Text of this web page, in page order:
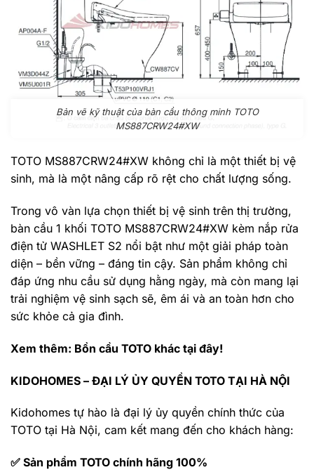
Bản vẽ kỹ thuật của bàn cầu thông minh TOTO
MS887CRW24#XW
TOTO MS887CRW24#XW không chỉ là một thiết bị vệ
sinh, mà là một nâng cấp rõ rệt cho chất lượng sống.
Trong vô vàn lựa chọn thiết bị vệ sinh trên thị trường,
bàn cầu 1 khối TOTO MS887CRW24#XW kèm nắp rửa
điện tử WASHLET S2 nổi bật như một giải pháp toàn
diện – bền vững – đáng tin cậy. Sản phẩm không chỉ
đáp ứng nhu cầu sử dụng hằng ngày, mà còn mang lại
trải nghiệm vệ sinh sạch sẽ, êm ái và an toàn hơn cho
sức khỏe cả gia đình.
Xem thêm: Bồn cầu TOTO khác tại đây!
KIDOHOMES – ĐẠI LÝ ỦY QUYỀN TOTO TẠI HÀ NỘI
Kidohomes tự hào là đại lý ủy quyền chính thức của
TOTO tại Hà Nội, cam kết mang đến cho khách hàng:
✅ Sản phẩm TOTO chính hãng 100%